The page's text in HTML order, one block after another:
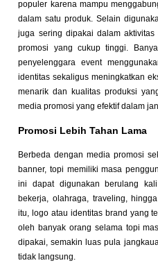
populer karena mampu
dalam satu produk. Selain
juga sering dipakai dalam
promosi yang cukup tinggi.
penyelenggara event
identitas sekaligus meningkatkan
menarik dan kualitas produksi
media promosi yang efektif dalam
Promosi Lebih Tahan Lama
Berbeda dengan media promosi
banner, topi memiliki masa
ini dapat digunakan berulang
bekerja, olahraga, traveling,
itu, logo atau identitas brand yang
oleh banyak orang selama topi
dipakai, semakin luas pula
tidak langsung.